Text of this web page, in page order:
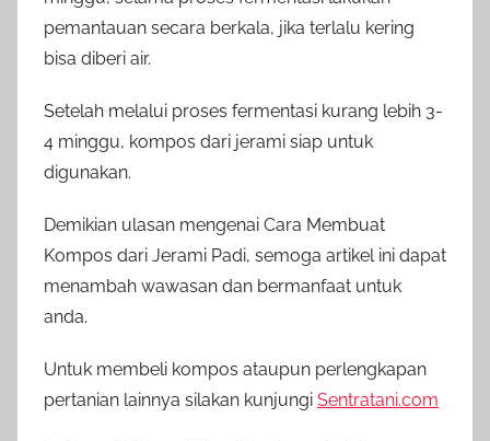
pemantauan secara berkala, jika terlalu kering
bisa diberi air.
Setelah melalui proses fermentasi kurang lebih 3-
4 minggu, kompos dari jerami siap untuk
digunakan.
Demikian ulasan mengenai Cara Membuat
Kompos dari Jerami Padi, semoga artikel ini dapat
menambah wawasan dan bermanfaat untuk
anda.
Untuk membeli kompos ataupun perlengkapan
pertanian lainnya silakan kunjungi Sentratani.com